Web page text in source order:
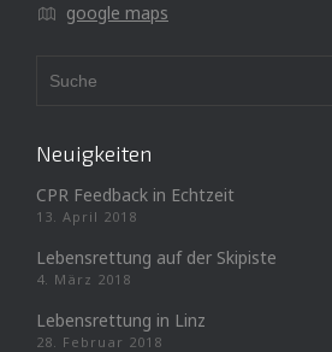
google maps
Neuigkeiten
CPR Feedback in Echtzeit
13. April 2018
Lebensrettung auf der Skipiste
4. März 2018
Lebensrettung in Linz
28. Februar 2018